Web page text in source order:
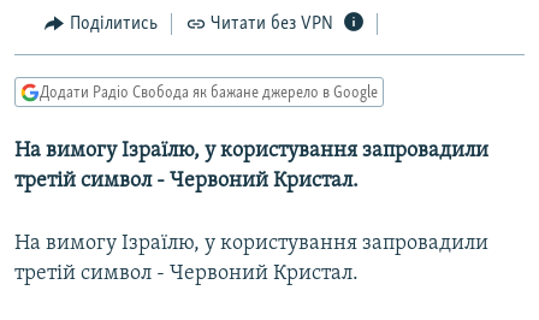
пошукуКУЛЬТУРА
СПОРТ
СВІТ
КРИМ.РЕАЛІЇ
ТИ ЯК?
КИТАЙ.ВИКЛИКИ
ФОТО
СПЕЦПРОЄКТИ
Поділитись Читати без VPN
Додати Радіо Свобода як бажане джерело в Google
На вимогу Ізраїлю, у користування запровадили
третій символ - Червоний Кристал.
На вимогу Ізраїлю, у користування запровадили
третій символ - Червоний Кристал.